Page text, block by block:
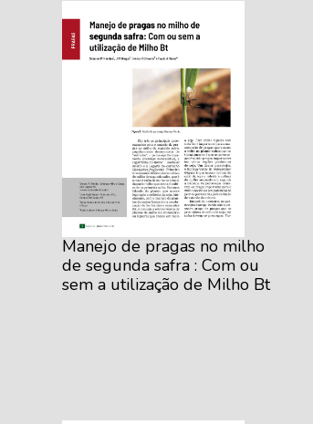
Manejo de pragas no milho
de segunda safra : Com ou
sem a utilização de Milho Bt